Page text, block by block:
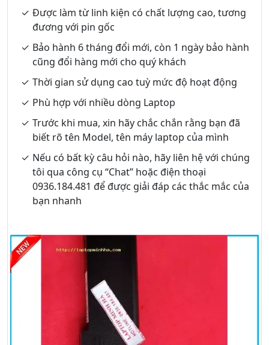
Được làm từ linh kiện có chất lượng cao, tương
đương với pin gốc
Bảo hành 6 tháng đổi mới, còn 1 ngày bảo hành
cũng đổi hàng mới cho quý khách
Thời gian sử dụng cao tuỳ mức độ hoạt động
Phù hợp với nhiều dòng Laptop
Trước khi mua, xin hãy chắc chắn rằng bạn đã
biết rõ tên Model, tên máy laptop của mình
Nếu có bất kỳ câu hỏi nào, hãy liên hệ với chúng
tôi qua công cụ “Chat” hoặc điện thoại
0936.184.481 để được giải đáp các thắc mắc của
bạn nhanh